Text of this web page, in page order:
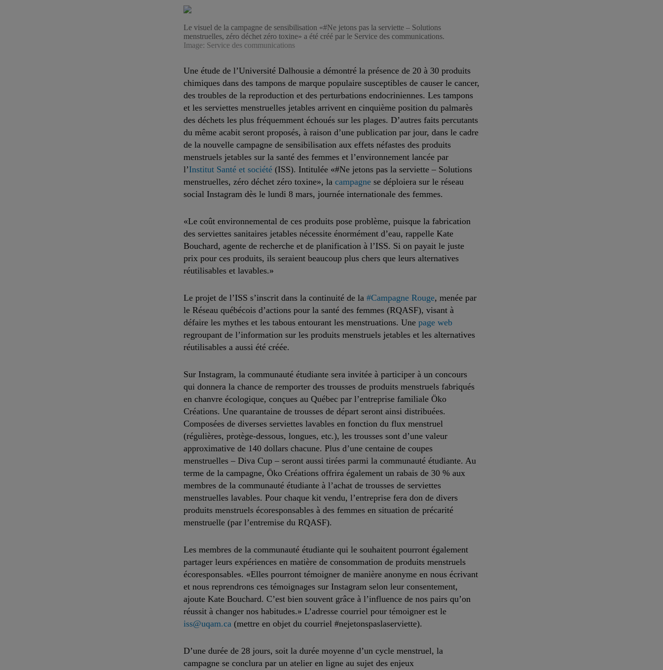
Le visuel de la campagne de sensibilisation «#Ne jetons pas la serviette – Solutions
menstruelles, zéro déchet zéro toxine» a été créé par le Service des communications.
Image: Service des communications
Une étude de l’Université Dalhousie a démontré la présence de 20 à 30 produits
chimiques dans des tampons de marque populaire susceptibles de causer le cancer,
des troubles de la reproduction et des perturbations endocriniennes. Les tampons
et les serviettes menstruelles jetables arrivent en cinquième position du palmarès
des déchets les plus fréquemment échoués sur les plages. D’autres faits percutants
du même acabit seront proposés, à raison d’une publication par jour, dans le cadre
de la nouvelle campagne de sensibilisation aux effets néfastes des produits
menstruels jetables sur la santé des femmes et l’environnement lancée par
l’Institut Santé et société (ISS). Intitulée «#Ne jetons pas la serviette – Solutions
menstruelles, zéro déchet zéro toxine», la campagne se déploiera sur le réseau
social Instagram dès le lundi 8 mars, journée internationale des femmes.
«Le coût environnemental de ces produits pose problème, puisque la fabrication
des serviettes sanitaires jetables nécessite énormément d’eau, rappelle Kate
Bouchard, agente de recherche et de planification à l’ISS. Si on payait le juste
prix pour ces produits, ils seraient beaucoup plus chers que leurs alternatives
réutilisables et lavables.»
Le projet de l’ISS s’inscrit dans la continuité de la #Campagne Rouge, menée par
le Réseau québécois d’actions pour la santé des femmes (RQASF), visant à
défaire les mythes et les tabous entourant les menstruations. Une page web
regroupant de l’information sur les produits menstruels jetables et les alternatives
réutilisables a aussi été créée.
Sur Instagram, la communauté étudiante sera invitée à participer à un concours
qui donnera la chance de remporter des trousses de produits menstruels fabriqués
en chanvre écologique, conçues au Québec par l’entreprise familiale Öko
Créations. Une quarantaine de trousses de départ seront ainsi distribuées.
Composées de diverses serviettes lavables en fonction du flux menstruel
(régulières, protège-dessous, longues, etc.), les trousses sont d’une valeur
approximative de 140 dollars chacune. Plus d’une centaine de coupes
menstruelles – Diva Cup – seront aussi tirées parmi la communauté étudiante. Au
terme de la campagne, Öko Créations offrira également un rabais de 30 % aux
membres de la communauté étudiante à l’achat de trousses de serviettes
menstruelles lavables. Pour chaque kit vendu, l’entreprise fera don de divers
produits menstruels écoresponsables à des femmes en situation de précarité
menstruelle (par l’entremise du RQASF).
Les membres de la communauté étudiante qui le souhaitent pourront également
partager leurs expériences en matière de consommation de produits menstruels
écoresponsables. «Elles pourront témoigner de manière anonyme en nous écrivant
et nous reprendrons ces témoignages sur Instagram selon leur consentement,
ajoute Kate Bouchard. C’est bien souvent grâce à l’influence de nos pairs qu’on
réussit à changer nos habitudes.» L’adresse courriel pour témoigner est le
iss@uqam.ca (mettre en objet du courriel #nejetonspaslaserviette).
D’une durée de 28 jours, soit la durée moyenne d’un cycle menstruel, la
campagne se conclura par un atelier en ligne au sujet des enjeux